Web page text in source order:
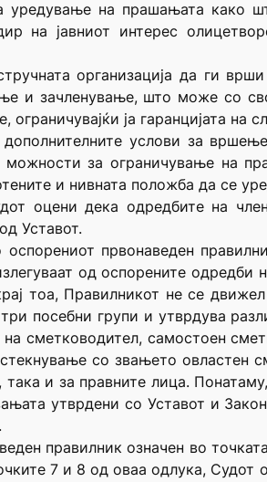
уредување на прашањата како
на јавниот интерес
организација да ги
и зачленување, што може со
ја гаранцијата на
услови за
можности за ограничување на
и нивната положба да се
оцени дека одредбите на
Уставот.
првонаведен
од оспорените одредби
тоа, Правилникот не се
посебни групи и утврдува
сметководител, самостоен
со звањето овластен
и за правните лица.
утврдени со Уставот и
правилник означен во
7 и 8 од оваа одлука, Судот